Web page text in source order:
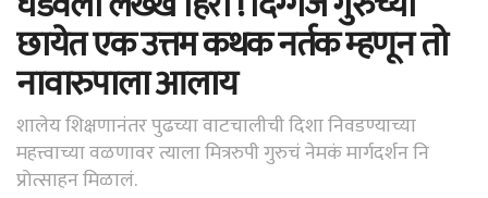
छायेत एक उत्तम कथक नर्तक म्हणून तो
नावारुपाला आलाय
शालेय शिक्षणानंतर पुढच्या वाटचालीची दिशा निवडण्याच्या
महत्त्वाच्या वळणावर त्याला मित्ररुपी गुरुचं नेमकं मार्गदर्शन नि
प्रोत्साहन मिळालं.